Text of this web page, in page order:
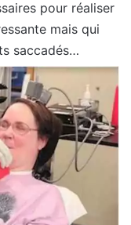
pour réaliser
mais qui
saccadés…